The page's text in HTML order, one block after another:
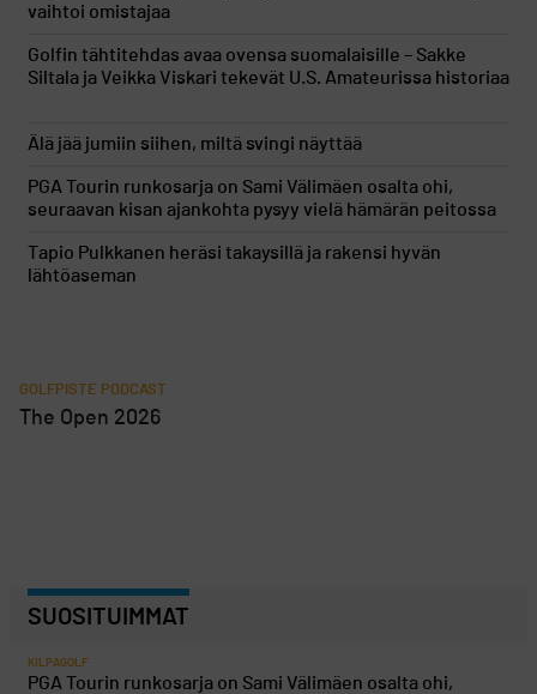
vaihtoi omistajaa
Golfin tähtitehdas avaa ovensa suomalaisille – Sakke
Siltala ja Veikka Viskari tekevät U.S. Amateurissa historiaa
Älä jää jumiin siihen, miltä svingi näyttää
PGA Tourin runkosarja on Sami Välimäen osalta ohi,
seuraavan kisan ajankohta pysyy vielä hämärän peitossa
Tapio Pulkkanen heräsi takaysillä ja rakensi hyvän
lähtöaseman
GOLFPISTE PODCAST
The Open 2026
SUOSITUIMMAT
KILPAGOLF
PGA Tourin runkosarja on Sami Välimäen osalta ohi,